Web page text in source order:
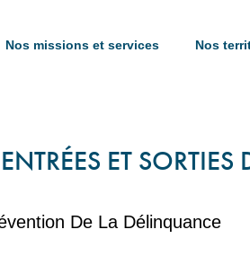
Nos missions et services Nos
ET SORTIES
De La Délinquance